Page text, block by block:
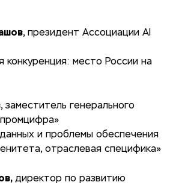
, президент Ассоциации AI
конкуренция: место России на
, заместитель генерального
и проблемы обеспечения
отраслевая специфика»
директор по развитию